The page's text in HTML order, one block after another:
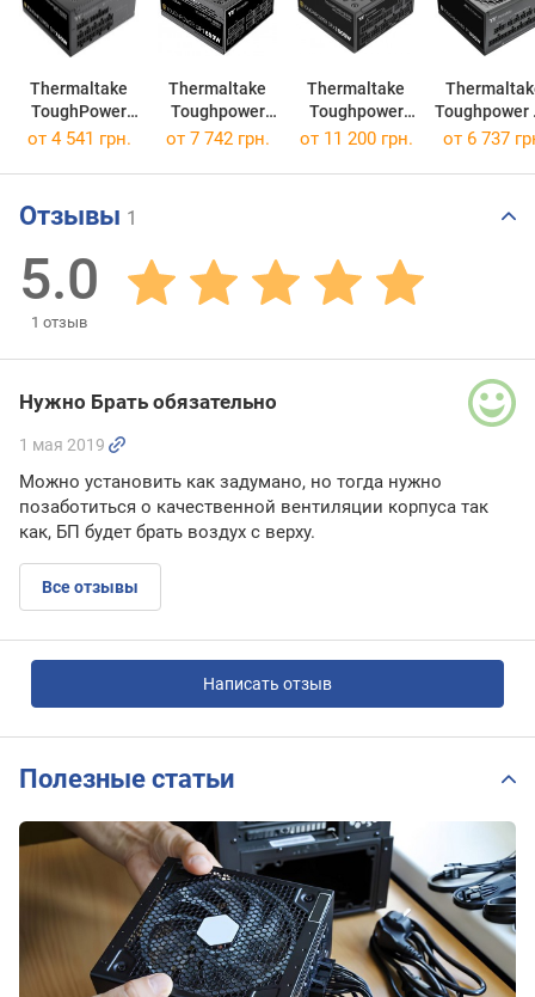
Thermaltake
ToughPower
GTGT 750W
Thermaltake
Toughpower
GF1GF1 850W
Thermaltake
Toughpower
SFX GEN5
Toughpower
PT 850W
от 4 541 грн. от 7 742 грн. от 11 200 грн. от 6 737
Отзывы 1
5.0
1 отзыв
Нужно Брать обязательно
1 мая 2019
Можно установить как задумано, но тогда нужно
позаботиться о качественной вентиляции корпуса так
как, БП будет брать воздух с верху.
Все отзывы
Написать отзыв
Полезные статьи